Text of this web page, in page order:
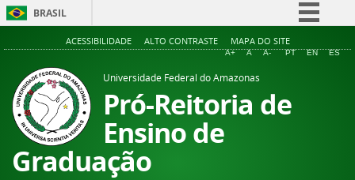
BRASIL
Simplifique!
Acesso à informação
ACESSIBILIDADE ALTO CONTRASTE MAPA DO SITE
A+ A A- PT EN ES
Universidade Federal do Amazonas
Pró-Reitoria de
Ensino de
Graduação